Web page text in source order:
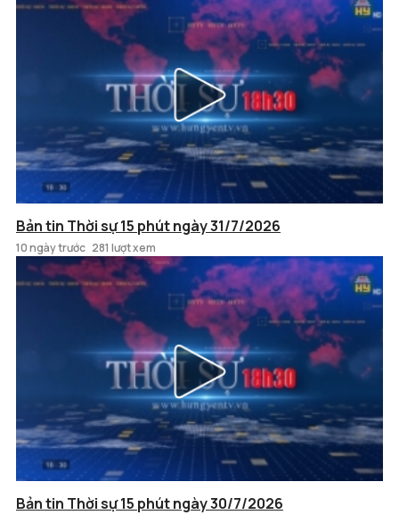
Bản tin Thời sự 15 phút ngày 31/7/2026
10 ngày trước 281 lượt xem
Bản tin Thời sự 15 phút ngày 30/7/2026